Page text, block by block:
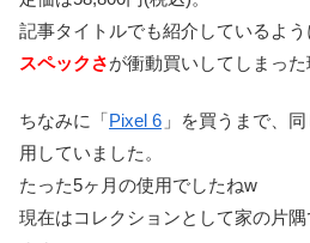
記事タイトルでも紹介しているよう
スペックさが衝動買いしてしまった
ちなみに「Pixel 6 」を買うまで、
用していました。
たった5ヶ月の使用でしたねw
現在はコレクションとして家の片